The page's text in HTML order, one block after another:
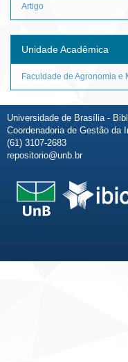
Artigo
Unidade Acadêmica
Faculdade de Agronomia e
Universidade de Brasília -
Coordenadoria de Gestão da
(61) 3107-2683
repositorio@unb.br